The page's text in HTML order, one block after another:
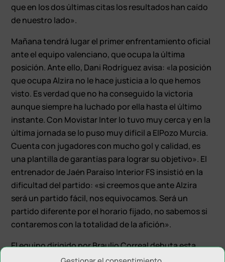
que en los dos últimas citas los resultados han caído
de nuestro lado».
Mañana tendrá lugar el primer enfrentamiento oficial
ante el equipo valenciano, que ocupa la última
posición. Ante ello, Dani Rodríguez avisa: «la posición
que ocupa Alzira no le hace justicia a lo que hemos
visto. Es verdad que no ha conseguido la victoria
aunque siempre ha luchado por ella hasta el último
instante. Con Movistar Inter lo tuvo muy cerca y en la
última jornada se lo puso muy difícil a ElPozo Murcia.
Cuenta con jugadores con mucho gol y calidad, es
una plantilla de garantías para lograr su objetivo». El
entrenador de Jaén Paraíso Interior FS insistió en la
dificultad del partido: «si creemos que ante Alzira
será un partido fácil, nos equivocamos. Será un
partido diferente por el horario fijado, no sabemos si
contaremos con la totalidad de la afición».
El equipo dirigido por Braulio Correal debuta esta
temporada en la Primera División del fútbol sala